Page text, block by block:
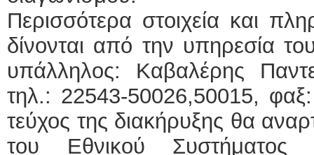
Περισσότερα στοιχεία και
δίνονται από την υπηρεσία
υπάλληλος: Καβαλέρης
τηλ.: 22543-50026,50015,
τεύχος της διακήρυξης θα
του Εθνικού Συστήματος